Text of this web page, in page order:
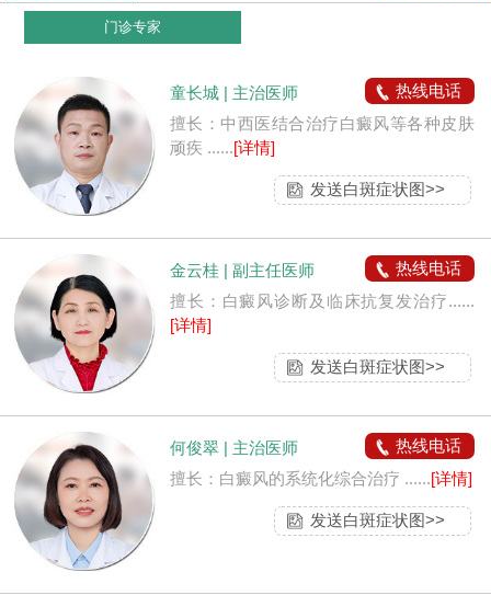
门诊专家
童长城 | 主治医师
热线电话
擅长：中西医结合治疗白癜风等各种皮肤
顽疾 ......[详情]
发送白斑症状图>>
金云桂 | 副主任医师
热线电话
擅长：白癜风诊断及临床抗复发治疗......
[详情]
发送白斑症状图>>
何俊翠 | 主治医师
热线电话
擅长：白癜风的系统化综合治疗 ......[详情]
发送白斑症状图>>